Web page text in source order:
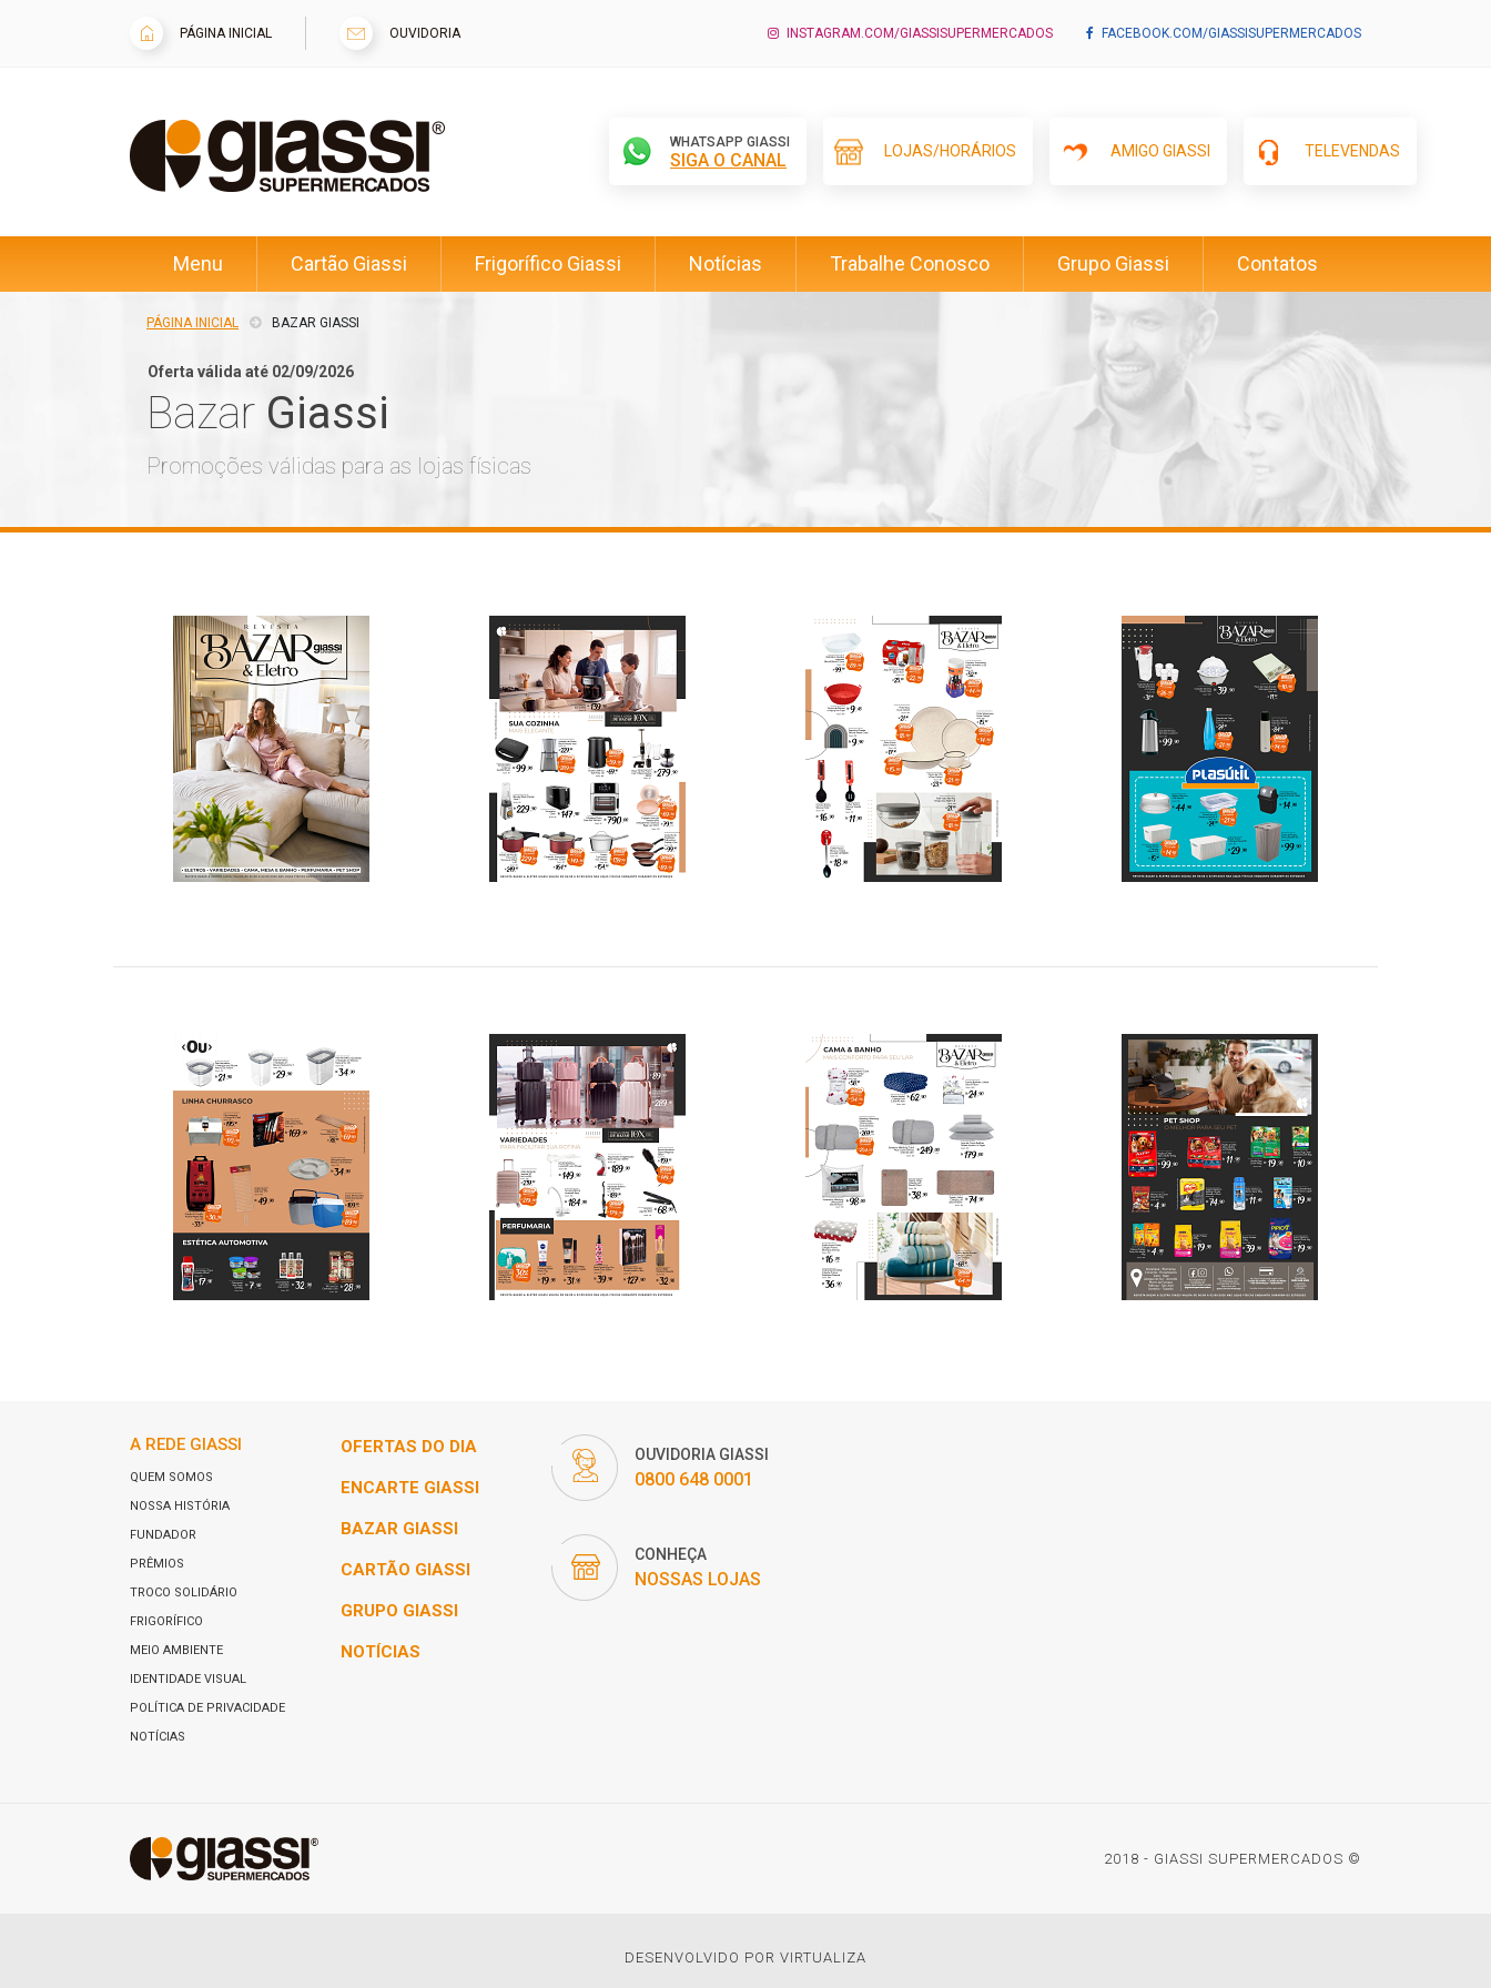
PÁGINA INICIAL OUVIDORIA INSTAGRAM.COM/GIASSISUPERMERCADOS FACEBOOK.COM/GIASSISUPERMERCADOS
WHATSAPP GIASSI
SIGA O CANAL LOJAS/HORÁRIOS AMIGO GIASSI TELEVENDAS
Menu Cartão Giassi Frigorífico Giassi Notícias Trabalhe Conosco Grupo Giassi Contatos
PÁGINA INICIAL BAZAR GIASSI
Oferta válida até 02/09/2026
Bazar Giassi
Promoções válidas para as lojas físicas
A REDE GIASSI
QUEM SOMOS
NOSSA HISTÓRIA
FUNDADOR
PRÊMIOS
TROCO SOLIDÁRIO
FRIGORÍFICO
MEIO AMBIENTE
IDENTIDADE VISUAL
POLÍTICA DE PRIVACIDADE
NOTÍCIAS
OFERTAS DO DIA
ENCARTE GIASSI
BAZAR GIASSI
CARTÃO GIASSI
GRUPO GIASSI
NOTÍCIAS
OUVIDORIA GIASSI
0800 648 0001
CONHEÇA
NOSSAS LOJAS
2018 - GIASSI SUPERMERCADOS ©
DESENVOLVIDO POR VIRTUALIZA